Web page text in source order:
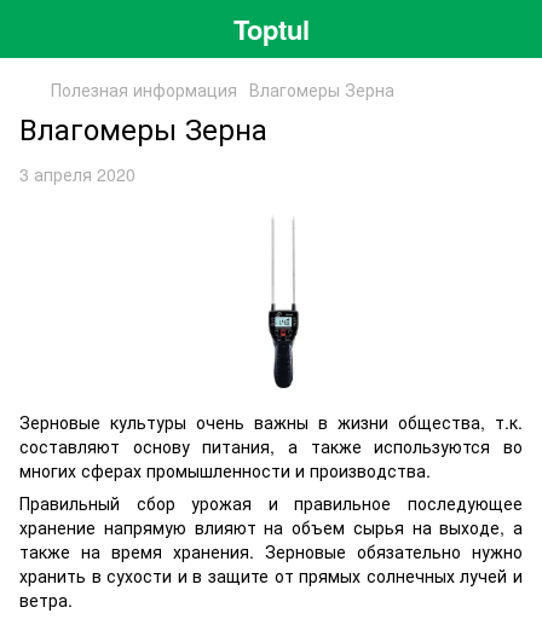
Toptul
Полезная информация Влагомеры Зерна
Влагомеры Зерна
3 апреля 2020
Зерновые культуры очень важны в жизни общества, т.к.
составляют основу питания, а также используются во
многих сферах промышленности и производства.
Правильный сбор урожая и правильное последующее
хранение напрямую влияют на объем сырья на выходе, а
также на время хранения. Зерновые обязательно нужно
хранить в сухости и в защите от прямых солнечных лучей и
ветра.